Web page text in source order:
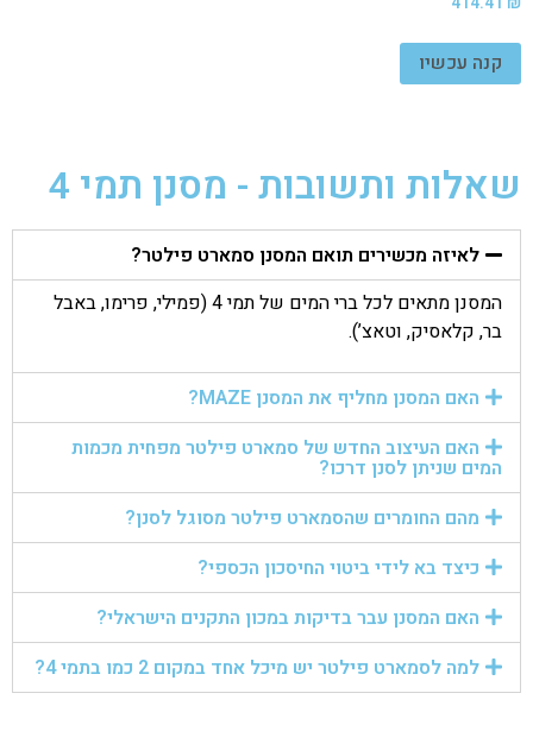
קנה עכשיו
שאלות ותשובות - מסנן תמי 4
לאיזה מכשירים תואם המסנן סמארט פילטר?
המסנן מתאים לכל ברי המים של תמי 4 (פמילי, פרימו, באבל
בר, קלאסיק, וטאצ’).
האם המסנן מחליף את המסנן MAZE?
האם העיצוב החדש של סמארט פילטר מפחית מכמות
המים שניתן לסנן דרכו?
מהם החומרים שהסמארט פילטר מסוגל לסנן?
כיצד בא לידי ביטוי החיסכון הכספי?
האם המסנן עבר בדיקות במכון התקנים הישראלי?
למה לסמארט פילטר יש מיכל אחד במקום 2 כמו בתמי 4?